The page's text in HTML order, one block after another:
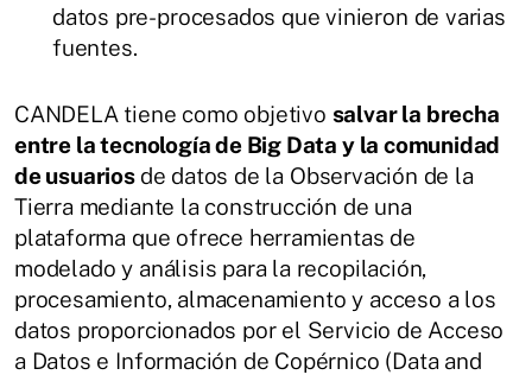
datos pre-procesados que vinieron de varias
fuentes.
CANDELA tiene como objetivo salvar la brecha
entre la tecnología de Big Data y la comunidad
de usuarios de datos de la Observación de la
Tierra mediante la construcción de una
plataforma que ofrece herramientas de
modelado y análisis para la recopilación,
procesamiento, almacenamiento y acceso a los
datos proporcionados por el Servicio de Acceso
a Datos e Información de Copérnico (Data and